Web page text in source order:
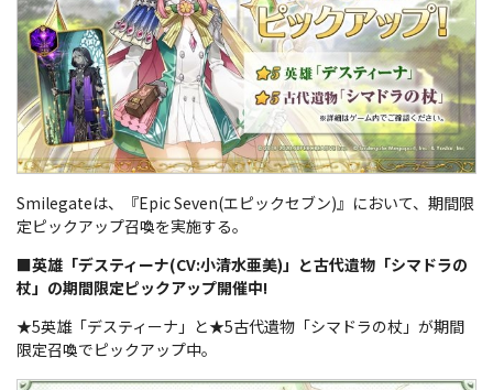
Smilegateは、『Epic Seven(エピックセブン)』において、期間限
定ピックアップ召喚を実施する。
■英雄「デスティーナ(CV:小清水亜美)」と古代遺物「シマドラの
杖」の期間限定ピックアップ開催中!
★5英雄「デスティーナ」と★5古代遺物「シマドラの杖」が期間
限定召喚でピックアップ中。